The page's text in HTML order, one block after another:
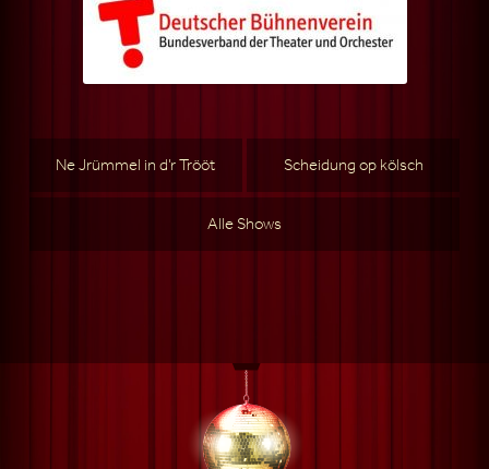
Ne Jrümmel in d’r Trööt Scheidung op kölsch
Alle Shows